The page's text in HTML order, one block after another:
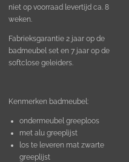
niet op voorraad levertijd ca. 8
weken.
Fabrieksgarantie 2 jaar op de
badmeubel set en 7 jaar op de
softclose geleiders.
Kenmerken badmeubel:
ondermeubel greeploos
met alu greeplijst
los te leveren mat zwarte
greeplijst